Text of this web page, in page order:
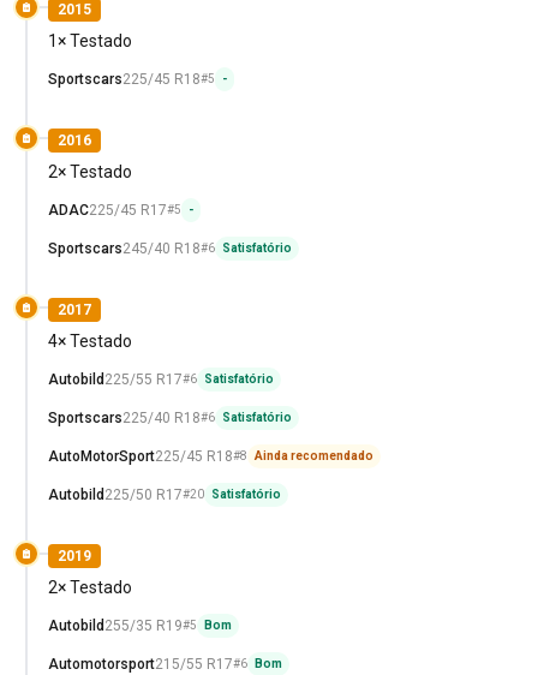
2015
1× Testado
Sportscars225/45 R18#5 -
2016
2× Testado
ADAC225/45 R17#5 -
Sportscars245/40 R18#6 Satisfatório
2017
4× Testado
Autobild 225/55 R17#6 Satisfatório
Sportscars225/40 R18#6 Satisfatório
AutoMotorSport225/45 R18#8 Ainda recomendado
Autobild 225/50 R17#20 Satisfatório
2019
2× Testado
Autobild 255/35 R19#5 Bom
Automotorsport215/55 R17#6 Bom